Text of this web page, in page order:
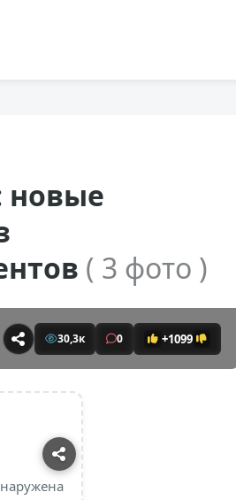
новые
( 3 фото )
30,3к 0 +1099